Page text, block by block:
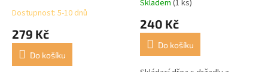
Dostupnost: 5-10 dnů
279 Kč
Do košíku
Průměrné
produktu
3,5
Skladem (1 ks)
240 Kč
Do košíku